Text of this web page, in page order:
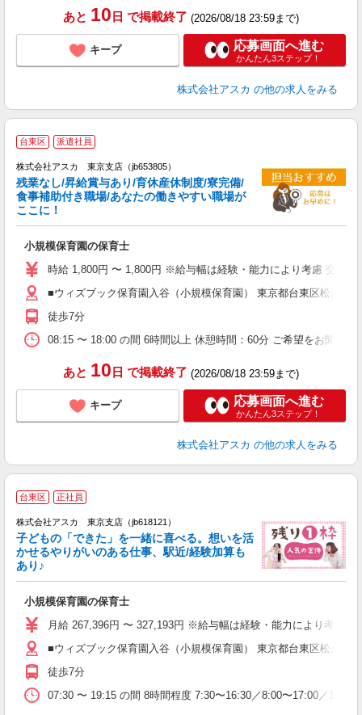
あと 10 日 で掲載終了 (2026/08/18 23:59まで)
キープ 応募画面へ進む
かんたん3ステップ！
株式会社アスカ の他の求人をみる
台東区 派遣社員
株式会社アスカ 東京支店（jb653805）
残業なし/昇給賞与あり/育休産休制度/寮完備/
食事補助付き職場/あなたの働きやすい職場が
ここに！
小規模保育園の保育士
時給 1,800円 〜 1,800円 ※給与幅は経験・能力により考慮 交通費
■ウィズブック保育園入谷（小規模保育園） 東京都台東区松が谷
徒歩7分
08:15 〜 18:00 の間 6時間以上 休憩時間：60分 ご希望をお聞かせ
あと 10 日 で掲載終了 (2026/08/18 23:59まで)
キープ 応募画面へ進む
かんたん3ステップ！
株式会社アスカ の他の求人をみる
台東区 正社員
株式会社アスカ 東京支店（jb618121）
子どもの「できた」を一緒に喜べる。想いを活
かせるやりがいのある仕事、駅近/経験加算も
あり♪
小規模保育園の保育士
月給 267,396円 〜 327,193円 ※給与幅は経験・能力により考慮
■ウィズブック保育園入谷（小規模保育園） 東京都台東区松が谷
徒歩7分
07:30 〜 19:15 の間 8時間程度 7:30〜16:30／8:00〜17:00／